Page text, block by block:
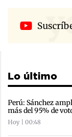
Lo último
Perú: Sánchez
más del 95% de
Hoy | 00:48